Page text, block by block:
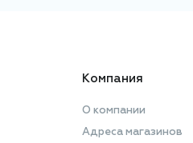
Компания
О компании
Адреса магазинов